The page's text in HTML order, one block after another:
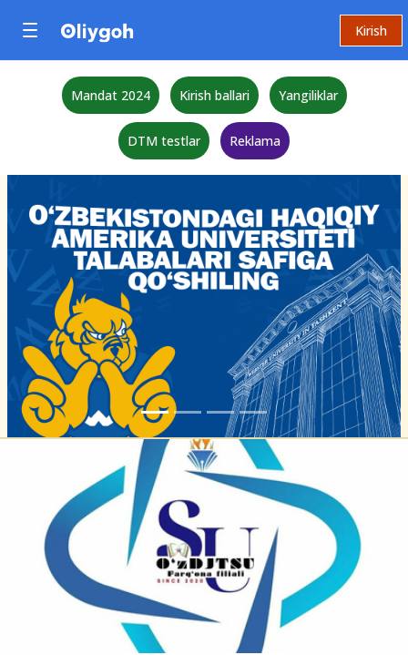
Kirish
Mandat 2024 Kirish ballari Yangiliklar
DTM testlar Reklama